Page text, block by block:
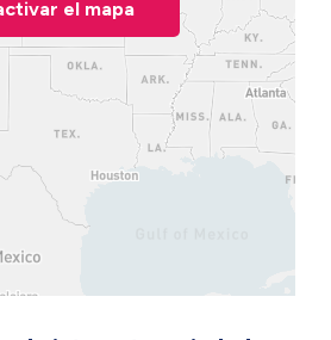
el mapa